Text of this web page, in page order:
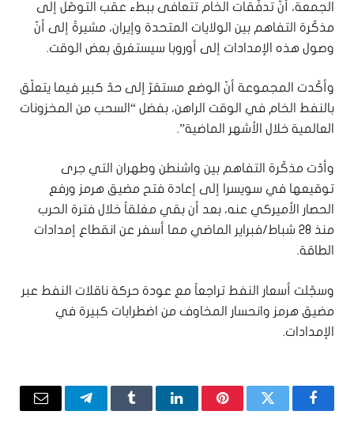
الجمعة، أنّ تدفّقات الخام تتعافى ببطء عقب التوصّل إلى
مذكّرة التفاهم بين الولايات المتحدة وإيران، مشيرةً إلى أنّ
وصول هذه ⁠الإمدادات إلى أوروبا سيستغرق ​بعض الوقت.
وأكّدت المجموعة أنّ الوضع مستقرّ إلى حدّ كبير فيما يتعلّق
بالنفط الخام⁠ في الوقت الراهن، بفضل “السحب ⁠من ​المخزونات
العالمية خلال ​الأشهر الماضية”.
وأدّت مذكّرة التفاهم بين واشنطن وطهران التي جرى
توقيعها في سويسرا إلى إعادة فتح مضيق هرمز ورفع
الحصار الأميركي عنه، بعد أن بقي مغلقاً خلال فترة الحرب
منذ 28 شباط/فبراير الماضي مما أسفر عن انقطاع إمدادات
الطاقة.
وسجّلت أسعار النفط تراجعاً مع عودة حركة ناقلات النفط عبر
مضيق هرمز وانحسار المخاوف من اضطرابات كبيرة في
الإمدادات.
فيسبوكتويتر بينتيريستلينكدإنTumblrتيلقرامالبريد